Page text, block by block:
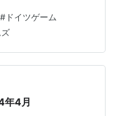
ル解釈の問題がある
ィング（数え上げと
、ちょっと無理。
しいですね。我慢く
ム的ユーロゲーム的
ードゲームだと思い
# ドイツゲーム
年4月